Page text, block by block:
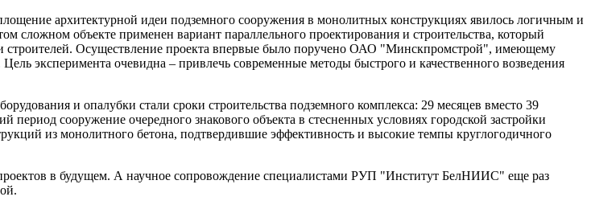
архитектурной идеи подземного сооружения в монолитных конструкциях явилось логичным и
сложном объекте применен вариант параллельного проектирования и строительства, который
строителей. Осуществление проекта впервые было поручено ОАО "Минскпромстрой", имеющему
эксперимента очевидна – привлечь современные методы быстрого и качественного возведения
и опалубки стали сроки строительства подземного комплекса: 29 месяцев вместо 39
сооружение очередного знакового объекта в стесненных условиях городской застройки
из монолитного бетона, подтвердившие эффективность и высокие темпы круглогодичного
в будущем. А научное сопровождение специалистами РУП "Институт БелНИИС" еще раз